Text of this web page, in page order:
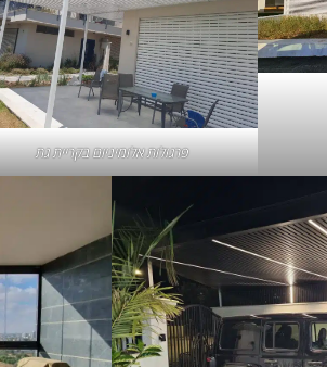
פרגולות אלומיניום בקריית גת